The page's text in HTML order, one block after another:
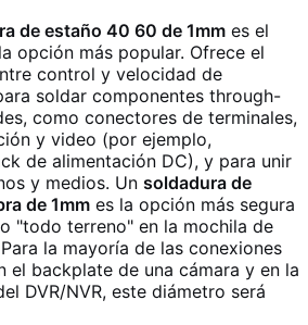
de estaño 40 60 de 1mm es el
opción más popular. Ofrece el
control y velocidad de
soldar componentes through-
como conectores de terminales,
y video (por ejemplo,
de alimentación DC), y para unir
y medios. Un soldadura de
de 1mm es la opción más segura
"todo terreno" en la mochila de
la mayoría de las conexiones
el backplate de una cámara y en la
DVR/NVR, este diámetro será